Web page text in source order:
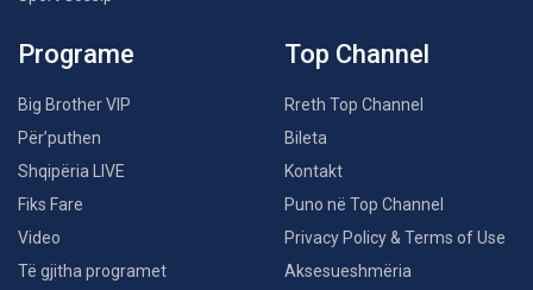
Programe
Big Brother VIP
Për’puthen
Shqipëria LIVE
Fiks Fare
Video
Të gjitha programet
Top Channel
Rreth Top Channel
Bileta
Kontakt
Puno në Top Channel
Privacy Policy & Terms of Use
Aksesueshmëria